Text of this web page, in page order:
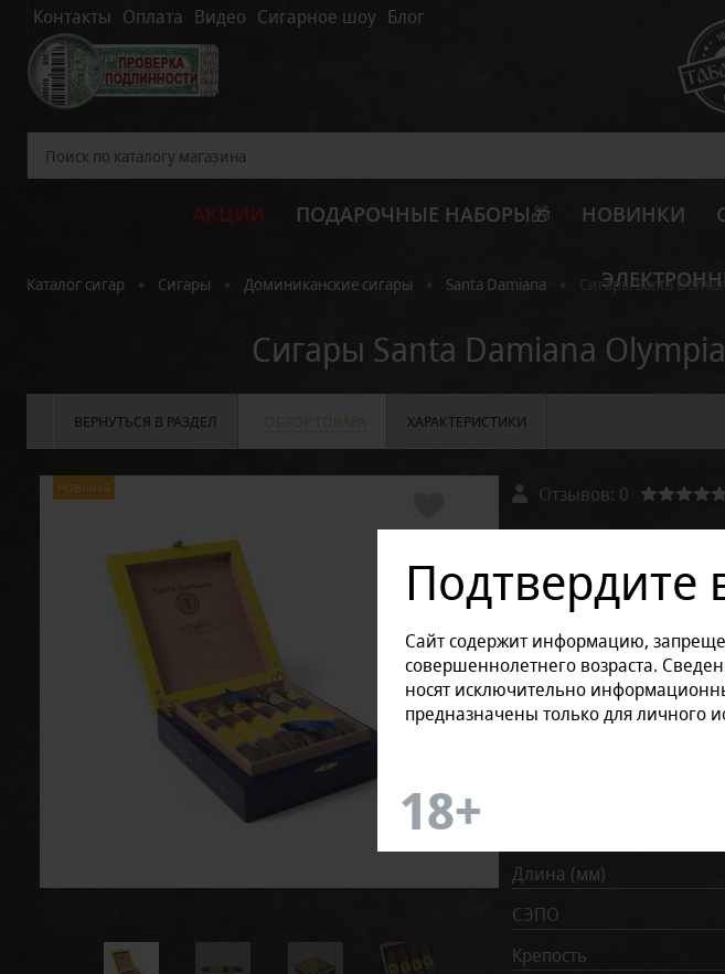
Контакты Оплата Видео Сигарное шоу Блог
АКЦИИ ПОДАРОЧНЫЕ НАБОРЫ🎁 НОВИНКИ
Каталог сигар Сигары Доминиканские сигары Santa Damiana Сигары Santa
Сигары Santa Damiana
Подтвердите
Сайт содержит информацию,
совершеннолетнего возраста.
носят исключительно
предназначены только для личного
ВЕРНУТЬСЯ В РАЗДЕЛ ОБЗОР ТОВАРА ХАРАКТЕРИСТИКИ
Новинка Отзывов: 0
Размер продукции:
В коробке (12 шт.)
Длина (мм)
СЭПО
Крепость